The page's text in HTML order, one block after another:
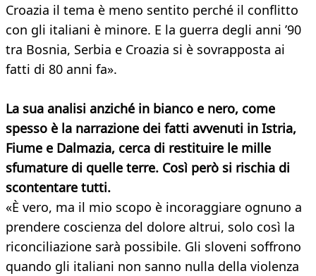
Croazia il tema è meno sentito perché il conflitto
con gli italiani è minore. E la guerra degli anni ’90
tra Bosnia, Serbia e Croazia si è sovrapposta ai
fatti di 80 anni fa».
La sua analisi anziché in bianco e nero, come
spesso è la narrazione dei fatti avvenuti in Istria,
Fiume e Dalmazia, cerca di restituire le mille
sfumature di quelle terre. Così però si rischia di
scontentare tutti.
«È vero, ma il mio scopo è incoraggiare ognuno a
prendere coscienza del dolore altrui, solo così la
riconciliazione sarà possibile. Gli sloveni soffrono
quando gli italiani non sanno nulla della violenza